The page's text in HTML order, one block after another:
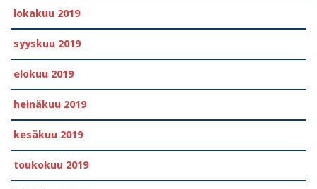
lokakuu 2019
syyskuu 2019
elokuu 2019
heinäkuu 2019
kesäkuu 2019
toukokuu 2019